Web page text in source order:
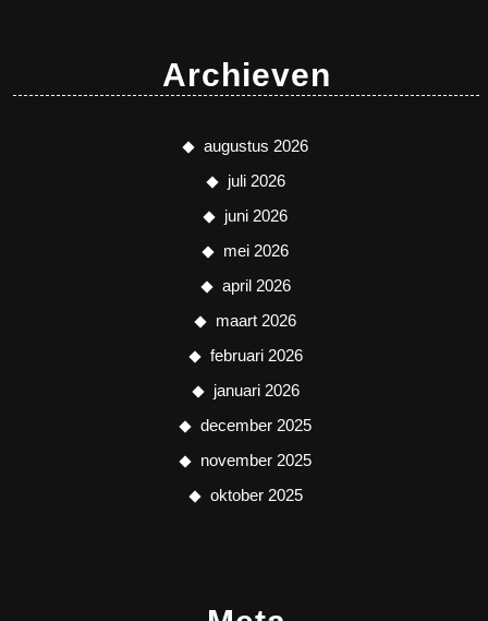
Archieven
augustus 2026
juli 2026
juni 2026
mei 2026
april 2026
maart 2026
februari 2026
januari 2026
december 2025
november 2025
oktober 2025